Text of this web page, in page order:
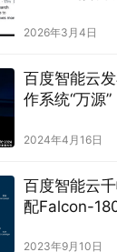
2026年3月4日
百度智能云
作系统“万源
2024年4月16日
百度智能云
配Falcon-
2023年9月10日